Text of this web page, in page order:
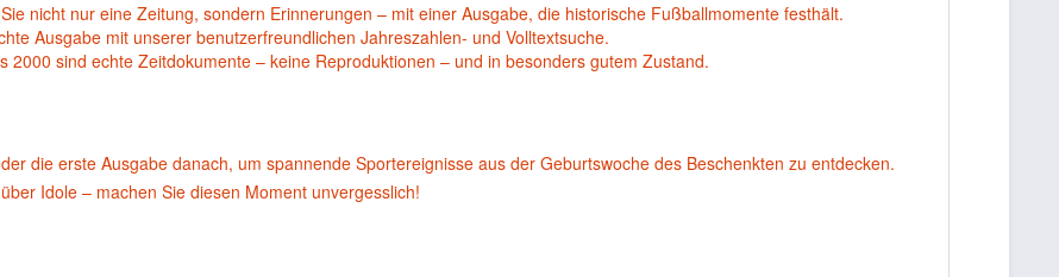
nicht nur eine Zeitung, sondern Erinnerungen – mit einer Ausgabe, die historische Fußballmomente festhält.
Ausgabe mit unserer benutzerfreundlichen Jahreszahlen- und Volltextsuche.
2000 sind echte Zeitdokumente – keine Reproduktionen – und in besonders gutem Zustand.
die erste Ausgabe danach, um spannende Sportereignisse aus der Geburtswoche des Beschenkten zu entdecken.
Idole – machen Sie diesen Moment unvergesslich!